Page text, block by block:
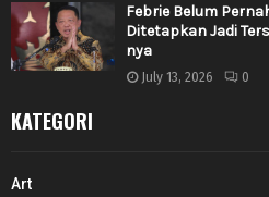
Febrie Belum
Ditetapkan Jadi
nya
July 13, 2026 0
KATEGORI
Art